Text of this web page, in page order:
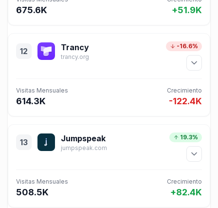
675.6K +51.9K
12 Trancy
trancy.org
-16.6%
Visitas Mensuales
614.3K
Crecimiento
-122.4K
13 Jumpspeak
jumpspeak.com
19.3%
Visitas Mensuales
508.5K
Crecimiento
+82.4K